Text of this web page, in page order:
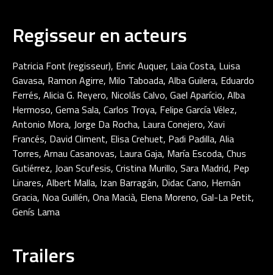
Regisseur en acteurs
Patricia Font (regisseur), Enric Auquer, Laia Costa, Luisa
Gavasa, Ramon Agirre, Milo Taboada, Alba Guilera, Eduardo
Ferrés, Alicia G. Reyero, Nicolás Calvo, Gael Aparício, Alba
Hermoso, Gema Sala, Carlos Troya, Felipe García Vélez,
Antonio Mora, Jorge Da Rocha, Laura Conejero, Xavi
Francés, David Climent, Elisa Crehuet, Padi Padilla, Alia
Torres, Arnau Casanovas, Laura Gaja, María Escoda, Chus
Gutiérrez, Joan Scufesis, Cristina Murillo, Sara Madrid, Pep
Linares, Albert Malla, Izan Barragán, Didac Cano, Hernán
Gracia, Noa Guillén, Ona Macià, Elena Moreno, Gal-La Petit,
Genís Lama
Trailers